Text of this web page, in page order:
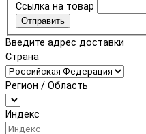
Ссылка на товар
Отправить
Введите адрес доставки
Страна
Регион / Область
Индекс